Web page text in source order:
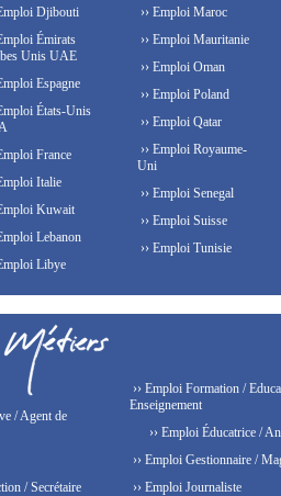
Djibouti
Émirats
Unis UAE
Espagne
États-Unis
France
Italie
Kuwait
Lebanon
Libye
›› Emploi Maroc
›› Emploi Mauritanie
›› Emploi Oman
›› Emploi Poland
›› Emploi Qatar
›› Emploi Royaume-
Uni
›› Emploi Senegal
›› Emploi Suisse
›› Emploi Tunisie
/ Agent de
/ Secrétaire
›› Emploi Formation /
Enseignement
›› Emploi Éducatrice /
›› Emploi Gestionnaire /
›› Emploi Journaliste